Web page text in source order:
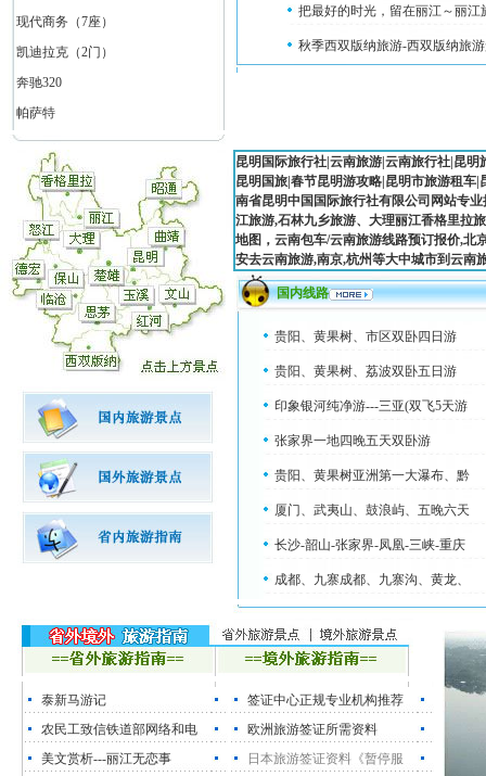
现代商务（7座）
凯迪拉克（2门）
奔驰320
帕萨特
把最好的时光，留在丽江～丽江
秋季西双版纳旅游-西双版纳旅
昆明国际旅行社 云南旅游 云南旅行社| 昆明
昆明国旅 春节昆明游攻略 昆明市旅游租车 |
南省昆明中国国际旅行社有限公司网站专
江旅游,石林九乡旅游、大理丽江香格里拉
地图，云南包车/云南旅游线路预订报价,北
安去云南旅游,南京,杭州等大中城市到云南
国内线路
贵阳、黄果树、市区双卧四日游
贵阳、黄果树、荔波双卧五日游
印象银河纯净游---三亚(双飞5天游
张家界一地四晚五天双卧游
贵阳、黄果树亚洲第一大瀑布、黔
厦门、武夷山、鼓浪屿、五晚六天
长沙-韶山-张家界-凤凰-三峡-重庆
成都、九寨成都、九寨沟、黄龙、
泰新马游记
农民工致信铁道部网络和电
美文赏析---丽江无恋事
签证中心正规专业机构推荐
欧洲旅游签证所需资料
日本旅游签证资料《暂停服